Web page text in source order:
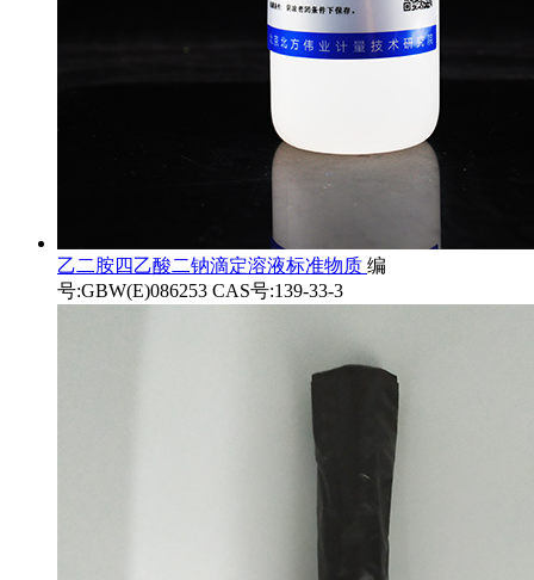
乙二胺四乙酸二钠滴定溶液标准物质 编
号:GBW(E)086253 CAS号:139-33-3